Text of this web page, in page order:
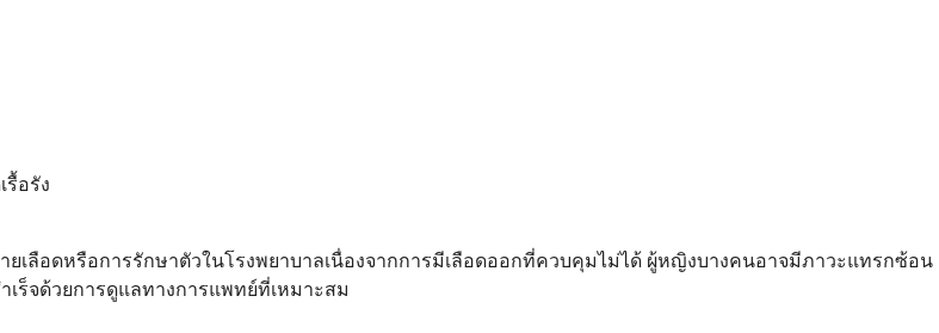
อรัง
เลือดหรือการรักษาตัวในโรงพยาบาลเนื่องจากการมีเลือดออกที่ควบคุมไม่ได้ ผู้หญิงบางคนอาจมีภาวะแทรกซ้อน
ร็จด้วยการดูแลทางการแพทย์ที่เหมาะสม